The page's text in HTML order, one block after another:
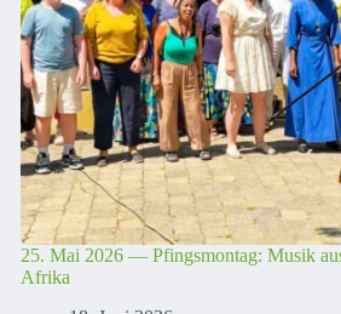
25. Mai 2026 — Pfingsmontag: Musik
Afrika